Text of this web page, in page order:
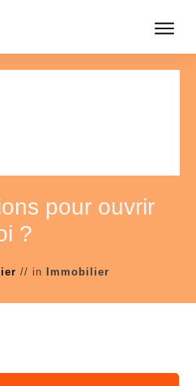
pour ouvrir
?
// in Immobilier